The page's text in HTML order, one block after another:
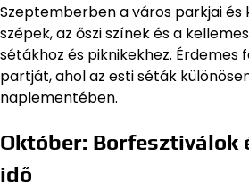
Szeptemberben a város parkjai és
szépek, az őszi színek és a
sétákhoz és piknikekhez. Érdemes
partját, ahol az esti séták
naplementében.
Október: Borfesztiválok
idő